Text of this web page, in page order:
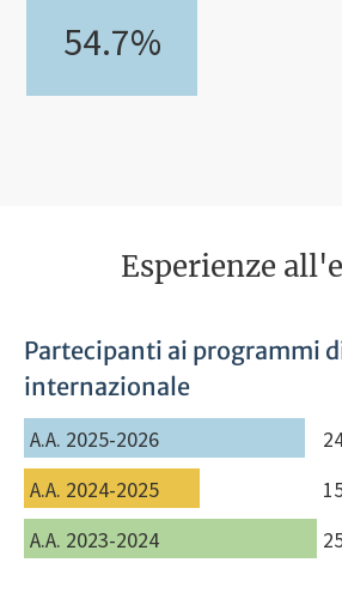
54.7%
Esperienze
Partecipanti ai programmi
internazionale
A.A. 2025-2026
A.A. 2024-2025
A.A. 2023-2024